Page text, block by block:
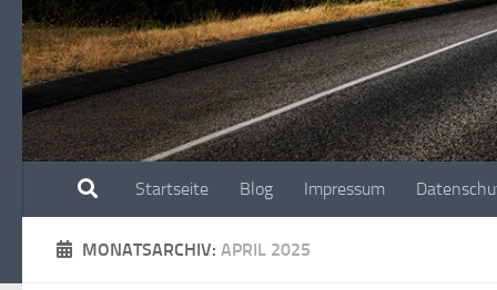
Startseite Blog Impressum
MONATSARCHIV: APRIL 2025